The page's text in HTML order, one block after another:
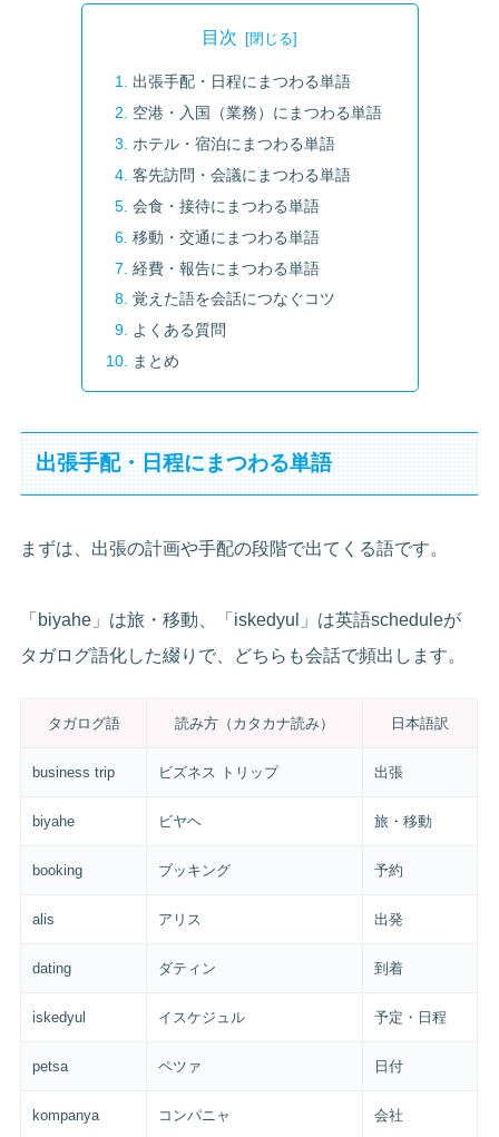
目次
出張手配・日程にまつわる単語
空港・入国（業務）にまつわる単語
ホテル・宿泊にまつわる単語
客先訪問・会議にまつわる単語
会食・接待にまつわる単語
移動・交通にまつわる単語
経費・報告にまつわる単語
覚えた語を会話につなぐコツ
よくある質問
まとめ
出張手配・日程にまつわる単語
まずは、出張の計画や手配の段階で出てくる語です。
「biyahe」は旅・移動、「iskedyul」は英語scheduleが
タガログ語化した綴りで、どちらも会話で頻出します。
タガログ語 読み方（カタカナ読み） 日本語訳
business trip ビズネス トリップ 出張
biyahe ビヤヘ 旅・移動
booking ブッキング 予約
alis アリス 出発
dating ダティン 到着
iskedyul イスケジュル 予定・日程
petsa ペツァ 日付
kompanya コンパニャ 会社